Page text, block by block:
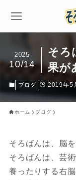
そろ
果が
2025
10/14
ブログ 2019年5
ホーム ブログ
そろばんは、脳
そろばんは、芸
養ったりする右